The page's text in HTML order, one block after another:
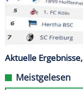
Aktuelle
Meistgelesen